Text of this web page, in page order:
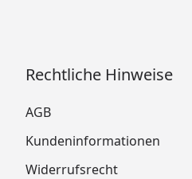
Rechtliche Hinweise
AGB
Kundeninformationen
Widerrufsrecht